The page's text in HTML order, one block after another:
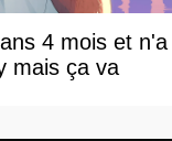
4 mois et n'a
mais ça va